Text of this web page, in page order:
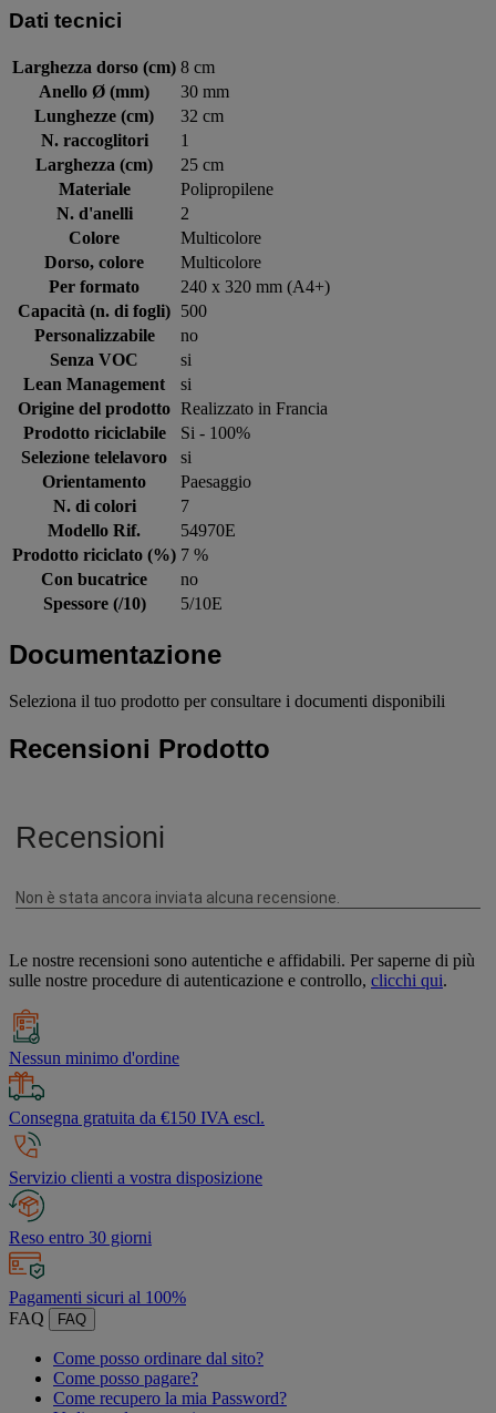
Dati tecnici
Larghezza dorso (cm) 8 cm
Anello Ø (mm)
30 mm
Lunghezze (cm)
32 cm
N. raccoglitori
1
Larghezza (cm)
25 cm
Materiale
Polipropilene
N. d'anelli
2
Colore
Multicolore
Dorso, colore
Multicolore
Per formato
240 x 320 mm (A4+)
Capacità (n. di fogli) 500
Personalizzabile
no
Senza VOC
si
Lean Management
si
Origine del prodotto Realizzato in Francia
Prodotto riciclabile
Si - 100%
Selezione telelavoro
si
Orientamento
Paesaggio
N. di colori
7
Modello Rif.
54970E
Prodotto riciclato (%) 7 %
Con bucatrice
no
Spessore (/10)
5/10E
Documentazione
Seleziona il tuo prodotto per consultare i documenti disponibili
Recensioni Prodotto
Le nostre recensioni sono autentiche e affidabili. Per saperne di più
sulle nostre procedure di autenticazione e controllo, clicchi qui.
Nessun minimo d'ordine
Consegna gratuita da €150 IVA escl.
Servizio clienti a vostra disposizione
Reso entro 30 giorni
Pagamenti sicuri al 100%
FAQ
FAQ
Come posso ordinare dal sito?
Come posso pagare?
Come recupero la mia Password?